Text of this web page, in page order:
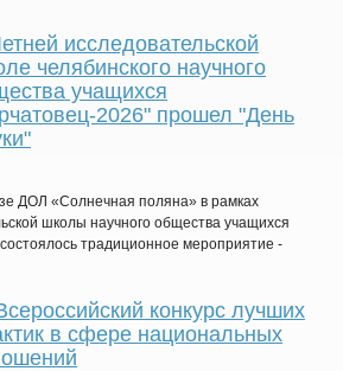
исследовательской
челябинского научного
учащихся
2026" прошел "День
ДОЛ «Солнечная поляна» в рамках
школы научного общества учащихся
традиционное мероприятие -
конкурс лучших
в сфере национальных